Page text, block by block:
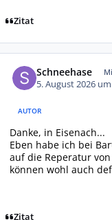
Zitat
Schneehase
5. August 2026
AUTOR
Danke, in Eisenach...
Eben habe ich bei
auf die Reperatur
können wohl auch
Zitat